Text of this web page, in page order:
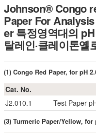
Johnson® Congo
Paper For
er 특정영역대의
탈레인·클레이톤옐
(1) Congo Red Paper, for pH
Cat. No.
J2.010.1
Test Paper
(3) Turmeric Paper/Yellow, for